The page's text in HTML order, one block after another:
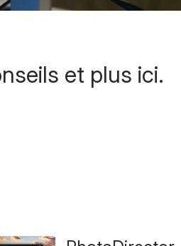
et plus ici.